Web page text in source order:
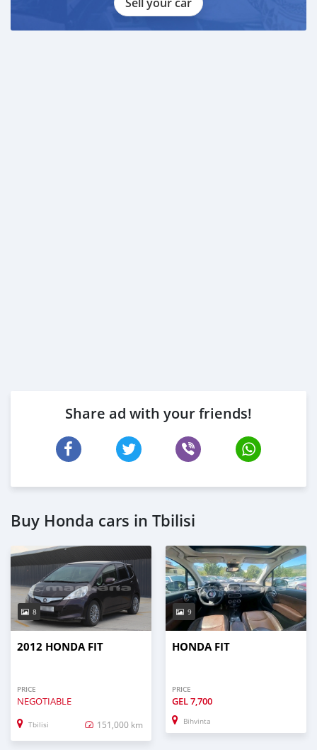
Share ad with your friends!
Buy Honda cars in Tbilisi
8
2012 HONDA FIT
PRICE
NEGOTIABLE
Tbilisi 151,000 km
9
HONDA FIT
PRICE
GEL7,700
Bihvinta